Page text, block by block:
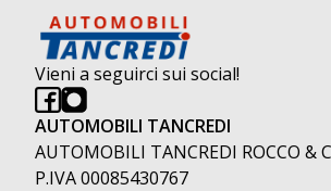
Vieni a seguirci sui social!
AUTOMOBILI TANCREDI
AUTOMOBILI TANCREDI ROCCO &
P.IVA 00085430767